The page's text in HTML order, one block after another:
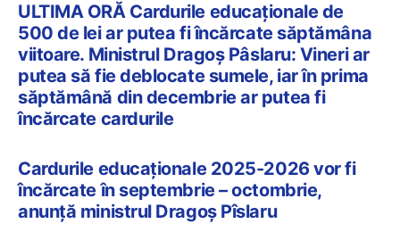
ULTIMA ORĂ Cardurile educaționale de
500 de lei ar putea fi încărcate săptămâna
viitoare. Ministrul Dragoș Pâslaru: Vineri ar
putea să fie deblocate sumele, iar în prima
săptămână din decembrie ar putea fi
încărcate cardurile
Cardurile educaționale 2025-2026 vor fi
încărcate în septembrie – octombrie,
anunță ministrul Dragoș Pîslaru